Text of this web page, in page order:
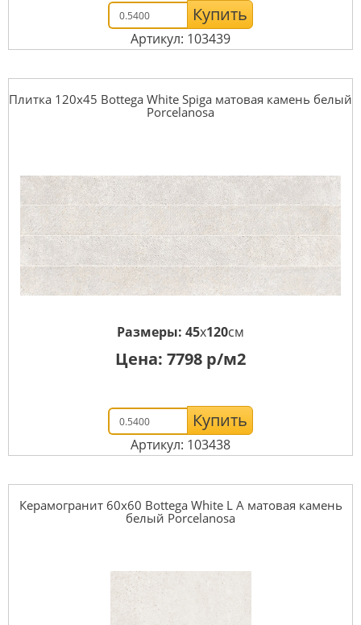
Купить
Артикул: 103439
Плитка 120x45 Bottega White Spiga матовая камень белый
Porcelanosa
Размеры: 45x120см
Цена: 7798 р/м2
Купить
Артикул: 103438
Керамогранит 60x60 Bottega White L A матовая камень
белый Porcelanosa